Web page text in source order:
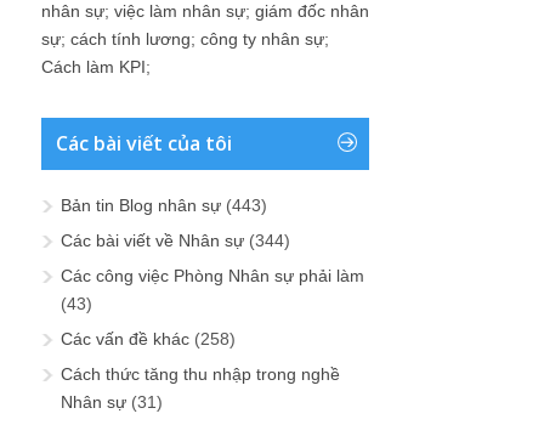
nhân sự; việc làm nhân sự; giám đốc nhân
sự; cách tính lương; công ty nhân sự;
Cách làm KPI;
Các bài viết của tôi
Bản tin Blog nhân sự (443)
Các bài viết về Nhân sự (344)
Các công việc Phòng Nhân sự phải làm
(43)
Các vấn đề khác (258)
Cách thức tăng thu nhập trong nghề
Nhân sự (31)